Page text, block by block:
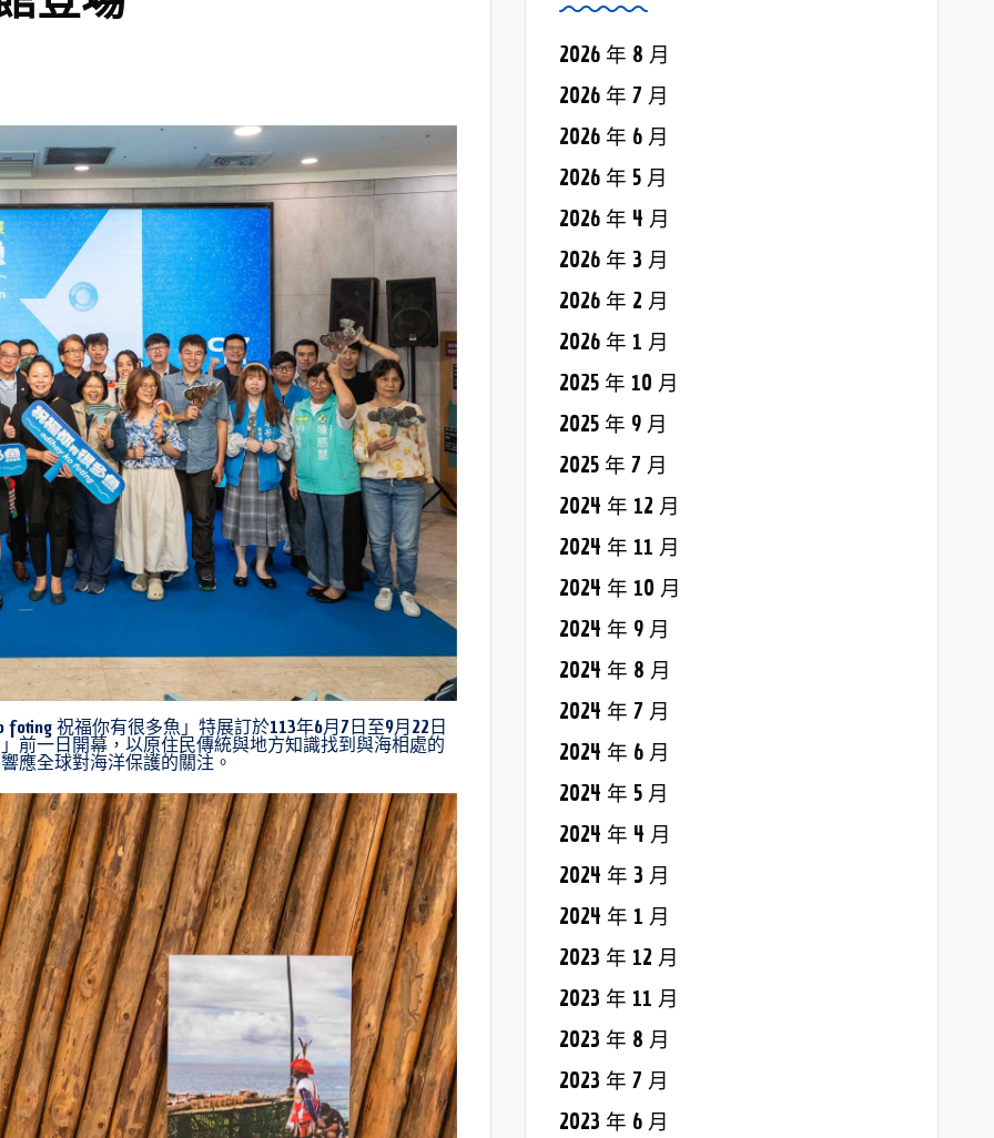
祝福你有很多魚」特展訂於113年6月7日至9月22日
前一日開幕，以原住民傳統與地方知識找到與海相處的
應全球對海洋保護的關注。
2026 年 8 月
2026 年 7 月
2026 年 6 月
2026 年 5 月
2026 年 4 月
2026 年 3 月
2026 年 2 月
2026 年 1 月
2025 年 10 月
2025 年 9 月
2025 年 7 月
2024 年 12 月
2024 年 11 月
2024 年 10 月
2024 年 9 月
2024 年 8 月
2024 年 7 月
2024 年 6 月
2024 年 5 月
2024 年 4 月
2024 年 3 月
2024 年 1 月
2023 年 12 月
2023 年 11 月
2023 年 8 月
2023 年 7 月
2023 年 6 月